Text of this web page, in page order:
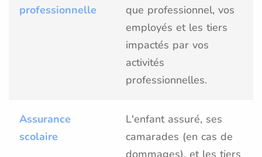
professionnelle
que professionnel, vos
employés et les tiers
impactés par vos
activités
professionnelles.
Assurance
scolaire
L'enfant assuré, ses
camarades (en cas de
dommages), et les tiers